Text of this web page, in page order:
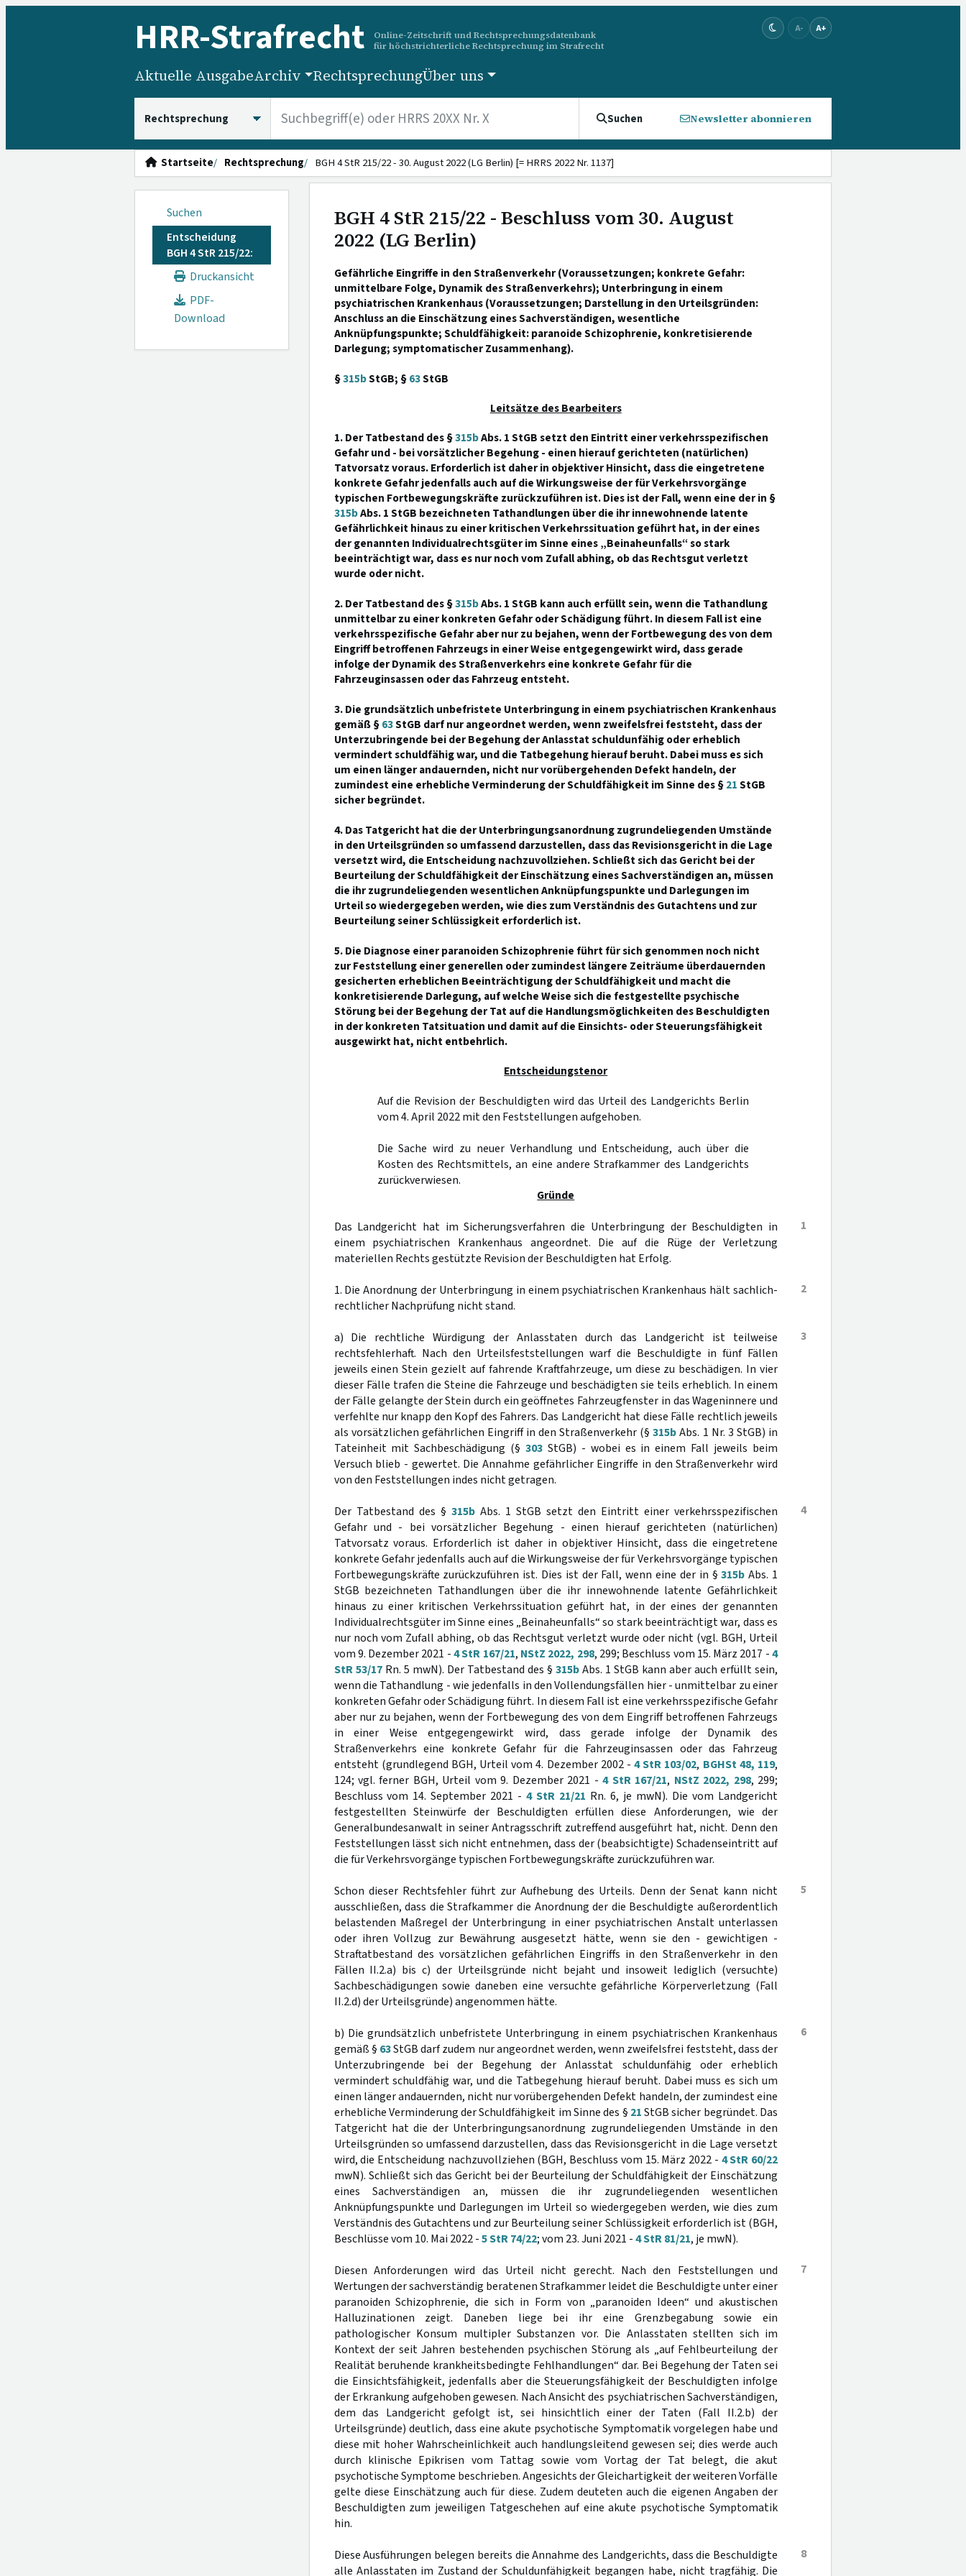
HRR-Strafrecht
Online-Zeitschrift und Rechtsprechungsdatenbank
für höchstrichterliche Rechtsprechung im Strafrecht
A- A+
Aktuelle AusgabeArchiv RechtsprechungÜber uns
Suchen Newsletter abonnieren
Startseite Rechtsprechung BGH 4 StR 215/22 - 30. August 2022 (LG Berlin) [= HRRS 2022 Nr. 1137]
Suchen
Entscheidung
BGH 4 StR 215/22:
Druckansicht
PDF-
Download
BGH 4 StR 215/22 - Beschluss vom 30. August
2022 (LG Berlin)
Gefährliche Eingriffe in den Straßenverkehr (Voraussetzungen; konkrete Gefahr:
unmittelbare Folge, Dynamik des Straßenverkehrs); Unterbringung in einem
psychiatrischen Krankenhaus (Voraussetzungen; Darstellung in den Urteilsgründen:
Anschluss an die Einschätzung eines Sachverständigen, wesentliche
Anknüpfungspunkte; Schuldfähigkeit: paranoide Schizophrenie, konkretisierende
Darlegung; symptomatischer Zusammenhang).
§315bStGB; §63StGB
Leitsätze des Bearbeiters
1. Der Tatbestand des §315bAbs. 1 StGB setzt den Eintritt einer verkehrsspezifischen
Gefahr und - bei vorsätzlicher Begehung - einen hierauf gerichteten (natürlichen)
Tatvorsatz voraus. Erforderlich ist daher in objektiver Hinsicht, dass die eingetretene
konkrete Gefahr jedenfalls auch auf die Wirkungsweise der für Verkehrsvorgänge
typischen Fortbewegungskräfte zurückzuführen ist. Dies ist der Fall, wenn eine der in §
315bAbs. 1 StGB bezeichneten Tathandlungen über die ihr innewohnende latente
Gefährlichkeit hinaus zu einer kritischen Verkehrssituation geführt hat, in der eines
der genannten Individualrechtsgüter im Sinne eines „Beinaheunfalls“ so stark
beeinträchtigt war, dass es nur noch vom Zufall abhing, ob das Rechtsgut verletzt
wurde oder nicht.
2. Der Tatbestand des §315bAbs. 1 StGB kann auch erfüllt sein, wenn die Tathandlung
unmittelbar zu einer konkreten Gefahr oder Schädigung führt. In diesem Fall ist eine
verkehrsspezifische Gefahr aber nur zu bejahen, wenn der Fortbewegung des von dem
Eingriff betroffenen Fahrzeugs in einer Weise entgegengewirkt wird, dass gerade
infolge der Dynamik des Straßenverkehrs eine konkrete Gefahr für die
Fahrzeuginsassen oder das Fahrzeug entsteht.
3. Die grundsätzlich unbefristete Unterbringung in einem psychiatrischen Krankenhaus
gemäß §63StGB darf nur angeordnet werden, wenn zweifelsfrei feststeht, dass der
Unterzubringende bei der Begehung der Anlasstat schuldunfähig oder erheblich
vermindert schuldfähig war, und die Tatbegehung hierauf beruht. Dabei muss es sich
um einen länger andauernden, nicht nur vorübergehenden Defekt handeln, der
zumindest eine erhebliche Verminderung der Schuldfähigkeit im Sinne des §21StGB
sicher begründet.
4. Das Tatgericht hat die der Unterbringungsanordnung zugrundeliegenden Umstände
in den Urteilsgründen so umfassend darzustellen, dass das Revisionsgericht in die Lage
versetzt wird, die Entscheidung nachzuvollziehen. Schließt sich das Gericht bei der
Beurteilung der Schuldfähigkeit der Einschätzung eines Sachverständigen an, müssen
die ihr zugrundeliegenden wesentlichen Anknüpfungspunkte und Darlegungen im
Urteil so wiedergegeben werden, wie dies zum Verständnis des Gutachtens und zur
Beurteilung seiner Schlüssigkeit erforderlich ist.
5. Die Diagnose einer paranoiden Schizophrenie führt für sich genommen noch nicht
zur Feststellung einer generellen oder zumindest längere Zeiträume überdauernden
gesicherten erheblichen Beeinträchtigung der Schuldfähigkeit und macht die
konkretisierende Darlegung, auf welche Weise sich die festgestellte psychische
Störung bei der Begehung der Tat auf die Handlungsmöglichkeiten des Beschuldigten
in der konkreten Tatsituation und damit auf die Einsichts- oder Steuerungsfähigkeit
ausgewirkt hat, nicht entbehrlich.
Entscheidungstenor
Auf die Revision der Beschuldigten wird das Urteil des Landgerichts Berlin
vom 4. April 2022 mit den Feststellungen aufgehoben.
Die Sache wird zu neuer Verhandlung und Entscheidung, auch über die
Kosten des Rechtsmittels, an eine andere Strafkammer des Landgerichts
zurückverwiesen.
Gründe
1
Das Landgericht hat im Sicherungsverfahren die Unterbringung der Beschuldigten in
einem psychiatrischen Krankenhaus angeordnet. Die auf die Rüge der Verletzung
materiellen Rechts gestützte Revision der Beschuldigten hat Erfolg.
2
1. Die Anordnung der Unterbringung in einem psychiatrischen Krankenhaus hält sachlich-
rechtlicher Nachprüfung nicht stand.
3
a) Die rechtliche Würdigung der Anlasstaten durch das Landgericht ist teilweise
rechtsfehlerhaft. Nach den Urteilsfeststellungen warf die Beschuldigte in fünf Fällen
jeweils einen Stein gezielt auf fahrende Kraftfahrzeuge, um diese zu beschädigen. In vier
dieser Fälle trafen die Steine die Fahrzeuge und beschädigten sie teils erheblich. In einem
der Fälle gelangte der Stein durch ein geöffnetes Fahrzeugfenster in das Wageninnere und
verfehlte nur knapp den Kopf des Fahrers. Das Landgericht hat diese Fälle rechtlich jeweils
als vorsätzlichen gefährlichen Eingriff in den Straßenverkehr (§315bAbs. 1 Nr. 3 StGB) in
Tateinheit mit Sachbeschädigung (§303 StGB) - wobei es in einem Fall jeweils beim
Versuch blieb - gewertet. Die Annahme gefährlicher Eingriffe in den Straßenverkehr wird
von den Feststellungen indes nicht getragen.
4
Der Tatbestand des § 315bAbs. 1 StGB setzt den Eintritt einer verkehrsspezifischen
Gefahr und - bei vorsätzlicher Begehung - einen hierauf gerichteten (natürlichen)
Tatvorsatz voraus. Erforderlich ist daher in objektiver Hinsicht, dass die eingetretene
konkrete Gefahr jedenfalls auch auf die Wirkungsweise der für Verkehrsvorgänge typischen
Fortbewegungskräfte zurückzuführen ist. Dies ist der Fall, wenn eine der in §315b Abs. 1
StGB bezeichneten Tathandlungen über die ihr innewohnende latente Gefährlichkeit
hinaus zu einer kritischen Verkehrssituation geführt hat, in der eines der genannten
Individualrechtsgüter im Sinne eines „Beinaheunfalls“ so stark beeinträchtigt war, dass es
nur noch vom Zufall abhing, ob das Rechtsgut verletzt wurde oder nicht (vgl. BGH, Urteil
vom 9. Dezember 2021 -4 StR 167/21, NStZ 2022, 298, 299; Beschluss vom 15. März 2017 -4
StR 53/17Rn. 5 mwN). Der Tatbestand des § 315bAbs. 1 StGB kann aber auch erfüllt sein,
wenn die Tathandlung - wie jedenfalls in den Vollendungsfällen hier - unmittelbar zu einer
konkreten Gefahr oder Schädigung führt. In diesem Fall ist eine verkehrsspezifische Gefahr
aber nur zu bejahen, wenn der Fortbewegung des von dem Eingriff betroffenen Fahrzeugs
in einer Weise entgegengewirkt wird, dass gerade infolge der Dynamik des
Straßenverkehrs eine konkrete Gefahr für die Fahrzeuginsassen oder das Fahrzeug
entsteht (grundlegend BGH, Urteil vom 4. Dezember 2002 -4 StR 103/02, BGHSt 48, 119,
124; vgl. ferner BGH, Urteil vom 9. Dezember 2021 -4 StR 167/21, NStZ 2022, 298, 299;
Beschluss vom 14. September 2021 -4 StR 21/21 Rn. 6, je mwN). Die vom Landgericht
festgestellten Steinwürfe der Beschuldigten erfüllen diese Anforderungen, wie der
Generalbundesanwalt in seiner Antragsschrift zutreffend ausgeführt hat, nicht. Denn den
Feststellungen lässt sich nicht entnehmen, dass der (beabsichtigte) Schadenseintritt auf
die für Verkehrsvorgänge typischen Fortbewegungskräfte zurückzuführen war.
5
Schon dieser Rechtsfehler führt zur Aufhebung des Urteils. Denn der Senat kann nicht
ausschließen, dass die Strafkammer die Anordnung der die Beschuldigte außerordentlich
belastenden Maßregel der Unterbringung in einer psychiatrischen Anstalt unterlassen
oder ihren Vollzug zur Bewährung ausgesetzt hätte, wenn sie den - gewichtigen -
Straftatbestand des vorsätzlichen gefährlichen Eingriffs in den Straßenverkehr in den
Fällen II.2.a) bis c) der Urteilsgründe nicht bejaht und insoweit lediglich (versuchte)
Sachbeschädigungen sowie daneben eine versuchte gefährliche Körperverletzung (Fall
II.2.d) der Urteilsgründe) angenommen hätte.
6
b) Die grundsätzlich unbefristete Unterbringung in einem psychiatrischen Krankenhaus
gemäß § 63StGB darf zudem nur angeordnet werden, wenn zweifelsfrei feststeht, dass der
Unterzubringende bei der Begehung der Anlasstat schuldunfähig oder erheblich
vermindert schuldfähig war, und die Tatbegehung hierauf beruht. Dabei muss es sich um
einen länger andauernden, nicht nur vorübergehenden Defekt handeln, der zumindest eine
erhebliche Verminderung der Schuldfähigkeit im Sinne des § 21StGB sicher begründet. Das
Tatgericht hat die der Unterbringungsanordnung zugrundeliegenden Umstände in den
Urteilsgründen so umfassend darzustellen, dass das Revisionsgericht in die Lage versetzt
wird, die Entscheidung nachzuvollziehen (BGH, Beschluss vom 15. März 2022 - 4 StR 60/22
mwN). Schließt sich das Gericht bei der Beurteilung der Schuldfähigkeit der Einschätzung
eines Sachverständigen an, müssen die ihr zugrundeliegenden wesentlichen
Anknüpfungspunkte und Darlegungen im Urteil so wiedergegeben werden, wie dies zum
Verständnis des Gutachtens und zur Beurteilung seiner Schlüssigkeit erforderlich ist (BGH,
Beschlüsse vom 10. Mai 2022 -5 StR 74/22; vom 23. Juni 2021 -4 StR 81/21, je mwN).
7
Diesen Anforderungen wird das Urteil nicht gerecht. Nach den Feststellungen und
Wertungen der sachverständig beratenen Strafkammer leidet die Beschuldigte unter einer
paranoiden Schizophrenie, die sich in Form von „paranoiden Ideen“ und akustischen
Halluzinationen zeigt. Daneben liege bei ihr eine Grenzbegabung sowie ein
pathologischer Konsum multipler Substanzen vor. Die Anlasstaten stellten sich im
Kontext der seit Jahren bestehenden psychischen Störung als „auf Fehlbeurteilung der
Realität beruhende krankheitsbedingte Fehlhandlungen“ dar. Bei Begehung der Taten sei
die Einsichtsfähigkeit, jedenfalls aber die Steuerungsfähigkeit der Beschuldigten infolge
der Erkrankung aufgehoben gewesen. Nach Ansicht des psychiatrischen Sachverständigen,
dem das Landgericht gefolgt ist, sei hinsichtlich einer der Taten (Fall II.2.b) der
Urteilsgründe) deutlich, dass eine akute psychotische Symptomatik vorgelegen habe und
diese mit hoher Wahrscheinlichkeit auch handlungsleitend gewesen sei; dies werde auch
durch klinische Epikrisen vom Tattag sowie vom Vortag der Tat belegt, die akut
psychotische Symptome beschrieben. Angesichts der Gleichartigkeit der weiteren Vorfälle
gelte diese Einschätzung auch für diese. Zudem deuteten auch die eigenen Angaben der
Beschuldigten zum jeweiligen Tatgeschehen auf eine akute psychotische Symptomatik
hin.
8
Diese Ausführungen belegen bereits die Annahme des Landgerichts, dass die Beschuldigte
alle Anlasstaten im Zustand der Schuldunfähigkeit begangen habe, nicht tragfähig. Die